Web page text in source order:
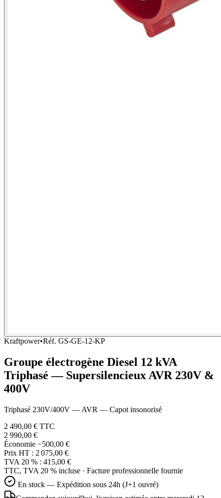
Kraftpower•Réf. GS-GE-12-KP
Groupe électrogène Diesel 12 kVA
Triphasé — Supersilencieux AVR 230V &
400V
Triphasé 230V/400V — AVR — Capot insonorisé
2 490,00 € TTC
2 990,00 €
Économie −500,00 €
Prix HT : 2 075,00 €
TVA 20 % : 415,00 €
TTC, TVA 20 % incluse · Facture professionnelle fournie
En stock — Expédition sous 24h (J+1 ouvré)